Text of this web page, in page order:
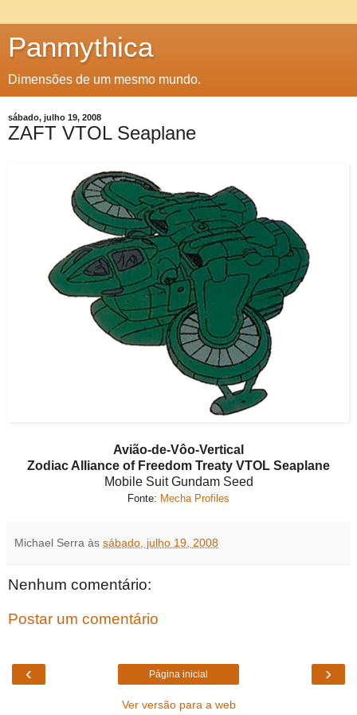
Panmythica
Dimensões de um mesmo mundo.
sábado, julho 19, 2008
ZAFT VTOL Seaplane
Avião-de-Vôo-Vertical
Zodiac Alliance of Freedom Treaty VTOL Seaplane
Mobile Suit Gundam Seed
Fonte: Mecha Profiles
Michael Serra às sábado, julho 19, 2008
Nenhum comentário:
Postar um comentário
‹ ›
Página inicial
Ver versão para a web